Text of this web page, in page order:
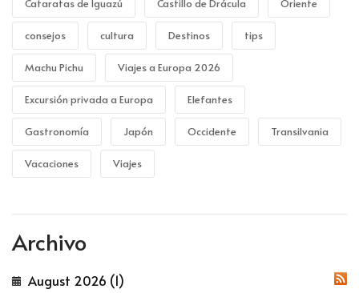
Cataratas de Iguazú Castillo de Drácula Oriente
consejos cultura Destinos tips
Machu Pichu Viajes a Europa 2026
Excursión privada a Europa Elefantes
Gastronomía Japón Occidente Transilvania
Vacaciones Viajes
Archivo
August 2026 (1)